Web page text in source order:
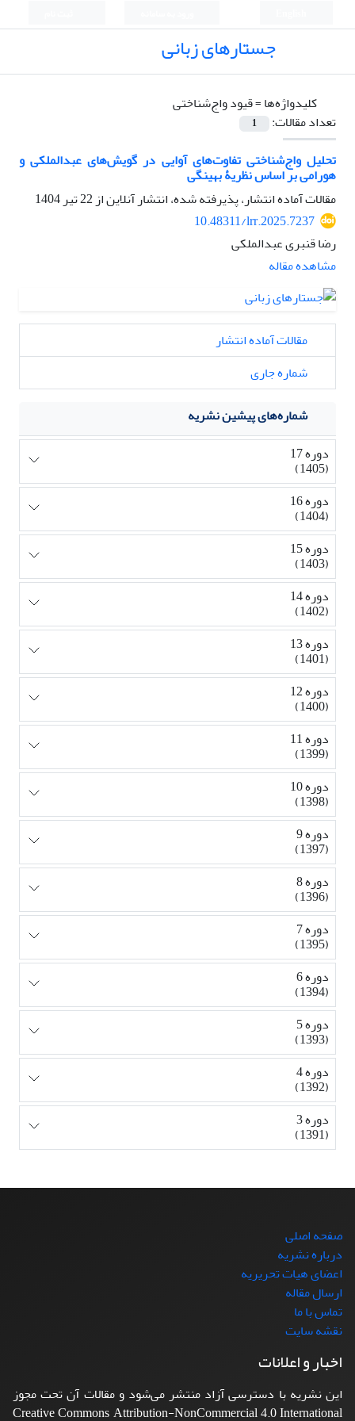
جستارهای زبانی
کلیدواژه‌ها =قیود واج‌شناختی
تعداد مقالات:
1
تحلیل واج‌شناختی تفاوت‌های آوایی در گویش‌های عبدالملکی و
هورامی بر اساس نظریۀ بهینگی
مقالات آماده انتشار، پذیرفته شده، انتشار آنلاین از22 تیر 1404
10.48311/lrr.2025.7237
رضا قنبری عبدالملکی
مشاهده مقاله
مقالات آماده انتشار
شماره جاری
شماره‌های پیشین نشریه
دوره 17
(1405)
دوره 16
(1404)
دوره 15
(1403)
دوره 14
(1402)
دوره 13
(1401)
دوره 12
(1400)
دوره 11
(1399)
دوره 10
(1398)
دوره 9
(1397)
دوره 8
(1396)
دوره 7
(1395)
دوره 6
(1394)
دوره 5
(1393)
دوره 4
(1392)
دوره 3
(1391)
صفحه اصلی
درباره نشریه
اعضای هیات تحریریه
ارسال مقاله
تماس با ما
نقشه سایت
اخبار و اعلانات
این نشریه با دسترسی آزاد منتشر می‌شود و مقالات آن تحت مجوز
Creative Commons Attribution-NonCommercial 4.0 International